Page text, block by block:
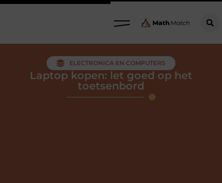
ELECTRONICA EN COMPUTERS
Laptop kopen: let goed op het
toetsenbord